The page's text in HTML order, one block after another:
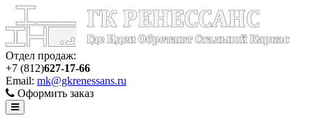
Отдел продаж:
+7 (812)627-17-66
Email: mk@gkrenessans.ru
Оформить заказ